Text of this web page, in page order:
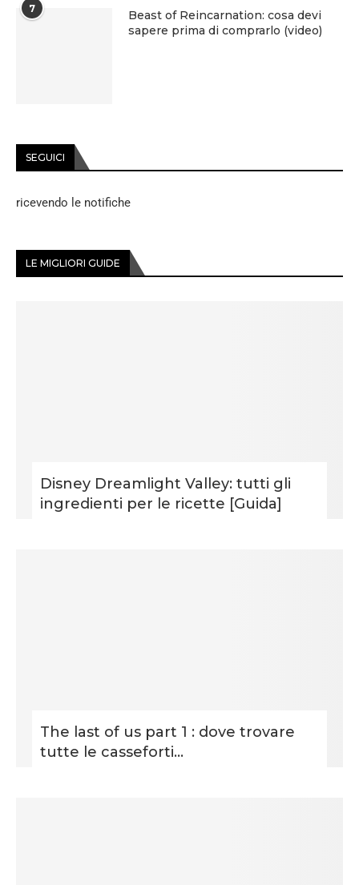
7
Beast of Reincarnation: cosa devi
sapere prima di comprarlo (video)
SEGUICI
ricevendo le notifiche
LE MIGLIORI GUIDE
Disney Dreamlight Valley: tutti gli
ingredienti per le ricette [Guida]
The last of us part 1 : dove trovare
tutte le casseforti...